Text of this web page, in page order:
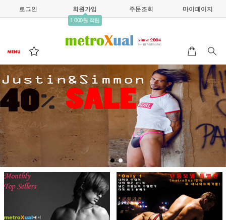
로그인 회원가입
1,000원 적립
주문조회 마이페이지